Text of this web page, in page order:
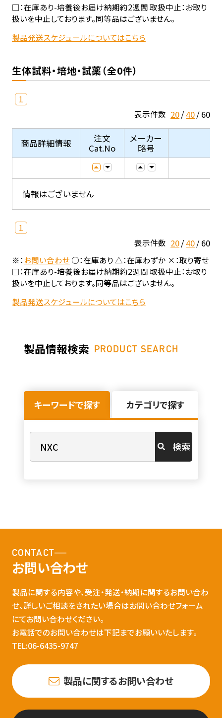
□：在庫あり-培養後お届け納期約2週間 取扱中止：お取り
扱いを中止しております。同等品はございません。
製品発送スケジュールについてはこちら
生体試料・培地・試薬（全0件）
1
表示件数 20 40 60
商品詳細情報
注文
Cat.No
メーカー
略号
情報はございません
1
表示件数 20 40 60
※：お問い合わせ○：在庫あり △：在庫わずか ×：取り寄せ
□：在庫あり-培養後お届け納期約2週間 取扱中止：お取り
扱いを中止しております。同等品はございません。
製品発送スケジュールについてはこちら
製品情報検索 PRODUCT SEARCH
キーワードで探す カテゴリで探す
検索
CONTACT
お問い合わせ
製品に関する内容や、受注・発送・納期に関するお問い合わ
せ、詳しいご相談をされたい場合はお問い合わせフォーム
にてお問い合わせください。
お電話でのお問い合わせは下記までお願いいたします。
TEL:06-6435-9747
製品に関するお問い合わせ